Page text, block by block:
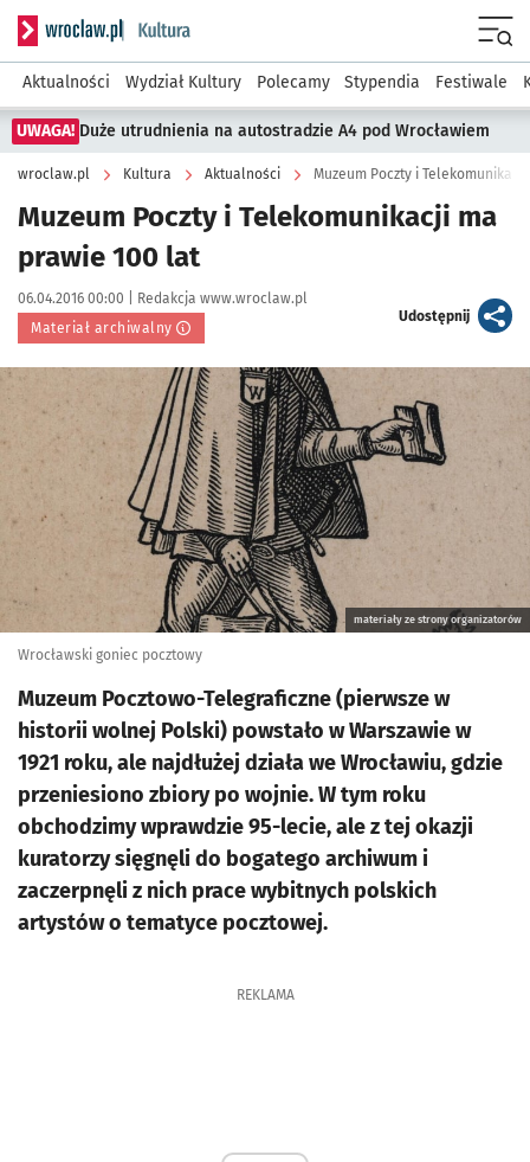
Serwis informacyjny wroclaw.pl podserwis: Kultura
Aktualności Wydział Kultury Polecamy Stypendia Festiwale
UWAGA! Duże utrudnienia na autostradzie A4 pod Wrocławiem
wroclaw.pl Kultura Aktualności Muzeum Poczty i
Muzeum Poczty i Telekomunikacji ma
prawie 100 lat
Data publikacji:
06.04.2016 00:00 | Autor:
Redakcja www.wroclaw.pl
Materiał archiwalny
Udostępnijartykuł
Kliknij, aby powiększyć
materiały ze strony organizatorów
Wrocławski goniec pocztowy
Muzeum Pocztowo-Telegraficzne (pierwsze w
historii wolnej Polski) powstało w Warszawie w
1921 roku, ale najdłużej działa we Wrocławiu, gdzie
przeniesiono zbiory po wojnie. W tym roku
obchodzimy wprawdzie 95-lecie, ale z tej okazji
kuratorzy sięgnęli do bogatego archiwum i
zaczerpnęli z nich prace wybitnych polskich
artystów o tematyce pocztowej.
REKLAMA